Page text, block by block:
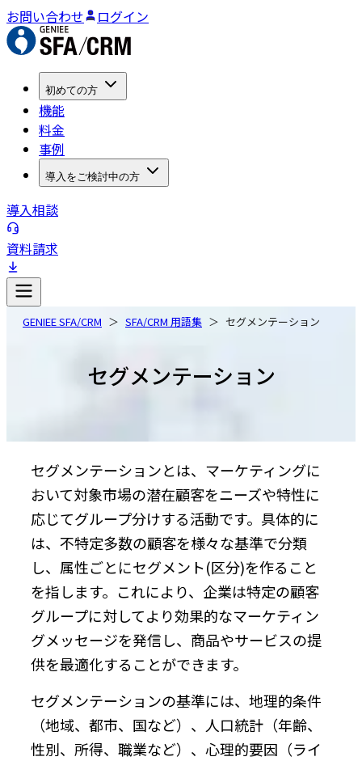
お問い合わせ ログイン
初めての方
機能
料金
事例
導入をご検討中の方
導入相談
資料請求
GENIEE SFA/CRM SFA/CRM 用語集 セグメンテーション
セグメンテーション
セグメンテーションとは、マーケティングに
おいて対象市場の潜在顧客をニーズや特性に
応じてグループ分けする活動です。具体的に
は、不特定多数の顧客を様々な基準で分類
し、属性ごとにセグメント(区分)を作ること
を指します。これにより、企業は特定の顧客
グループに対してより効果的なマーケティン
グメッセージを発信し、商品やサービスの提
供を最適化することができます。
セグメンテーションの基準には、地理的条件
（地域、都市、国など）、人口統計（年齢、
性別、所得、職業など）、心理的要因（ライ